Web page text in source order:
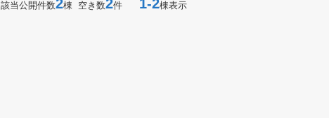
該当公開件数2棟 空き数2件 1-2棟表示